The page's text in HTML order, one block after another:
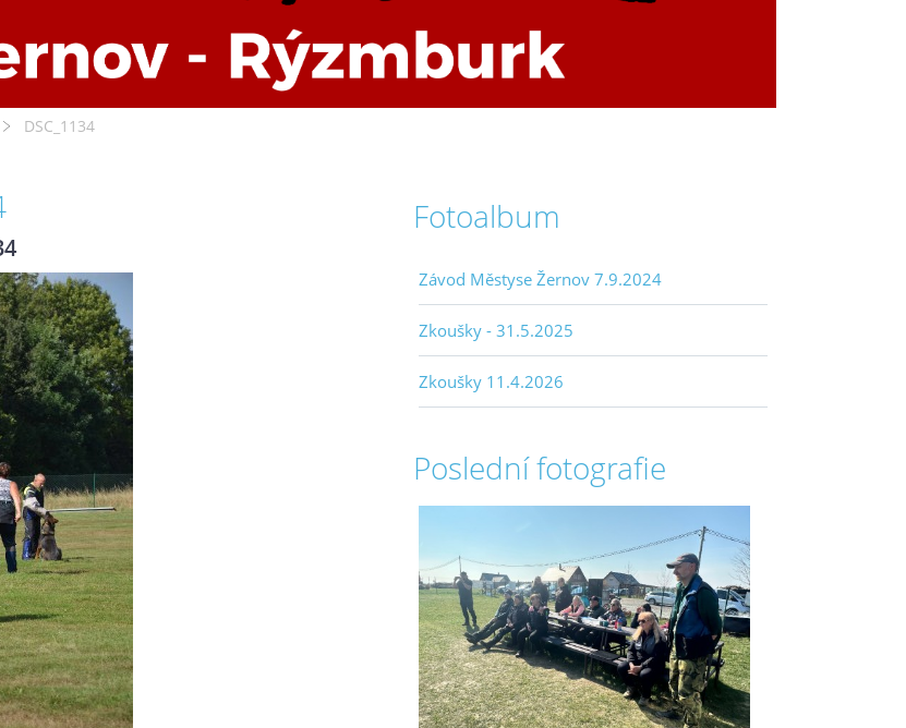
DSC_1134
Fotoalbum
Závod Městyse Žernov 7.9.2024
Zkoušky - 31.5.2025
Zkoušky 11.4.2026
Poslední fotografie